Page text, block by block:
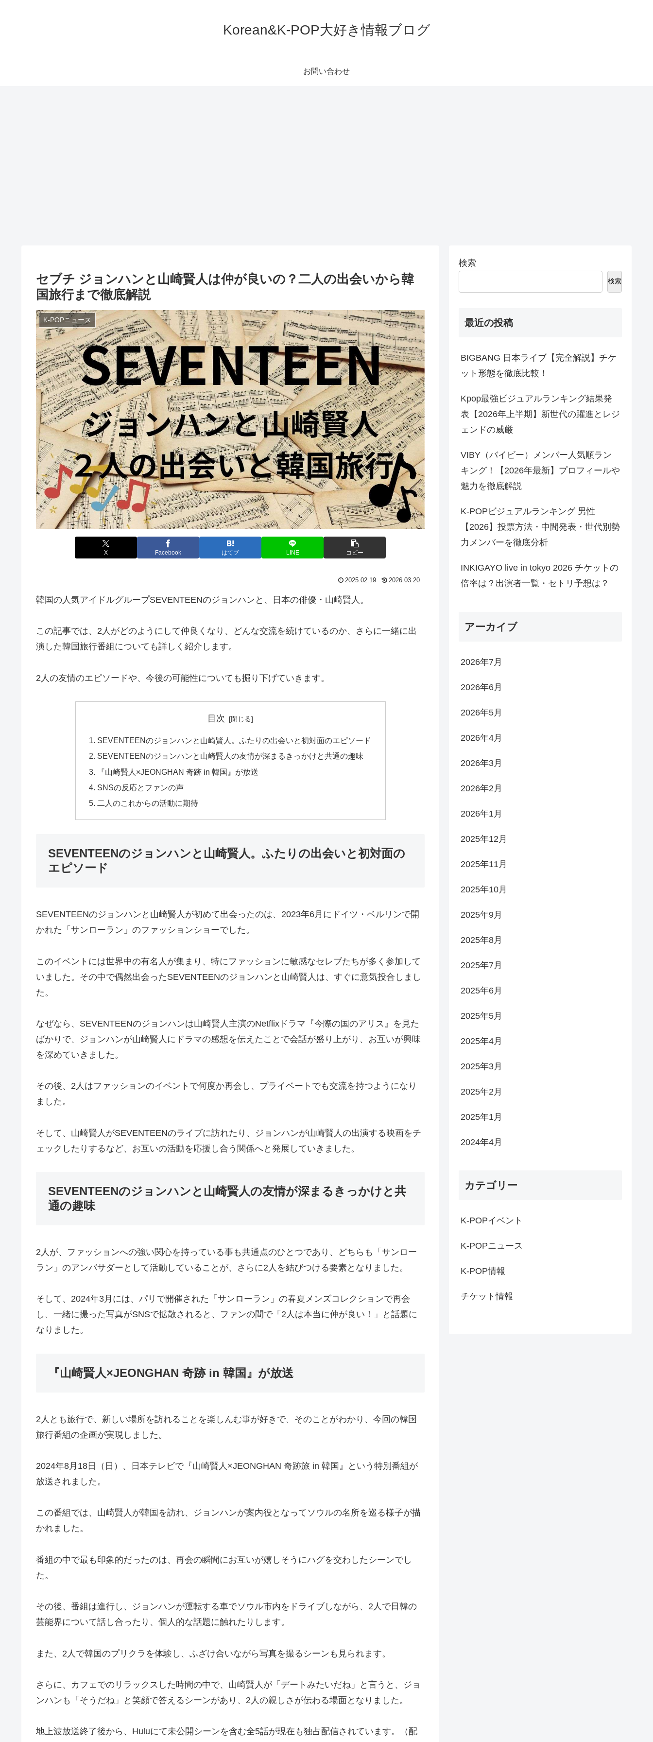
Korean&K-POP大好き情報ブログ
お問い合わせ
セブチ ジョンハンと山崎賢人は仲が良いの？二人の出会いから韓
国旅行まで徹底解説
K-POPニュース
X Facebook はてブ LINE コピー
2025.02.19 2026.03.20
韓国の人気アイドルグループSEVENTEENのジョンハンと、日本の俳優・山崎賢人。
この記事では、2 人がどのようにして仲良くなり、どんな交流を続けているのか、さらに一緒に出
演した韓国旅行番組についても詳しく紹介します。
2人の友情のエピソードや、今後の可能性についても掘り下げていきます。
目次
SEVENTEENのジョンハンと山崎賢人。ふたりの出会いと初対面のエピソード
SEVENTEENのジョンハンと山崎賢人の友情が深まるきっかけと共通の趣味
『山崎賢人×JEONGHAN 奇跡 in 韓国』が放送
SNSの反応とファンの声
二人のこれからの活動に期待
SEVENTEENのジョンハンと山崎賢人。ふたりの出会いと初対面の
エピソード
SEVENTEENのジョンハンと山崎賢人が初めて出会ったのは、2023年6月にドイツ・ベルリンで開
かれた「サンローラン」のファッションショーでした。
このイベントには世界中の有名人が集まり、特にファッションに敏感なセレブたちが多く参加して
いました。その中で偶然出会ったSEVENTEENのジョンハンと山崎賢人は、すぐに意気投合しまし
た。
なぜなら、SEVENTEENのジョンハンは山崎賢人主演のNetflixドラマ『今際の国のアリス』を見た
ばかりで、ジョンハンが山崎賢人にドラマの感想を伝えたことで会話が盛り上がり、お互いが興味
を深めていきました。
その後、2人はファッションのイベントで何度か再会し、プライベートでも交流を持つようになり
ました。
そして、山崎賢人がSEVENTEENのライブに訪れたり、ジョンハンが山崎賢人の出演する映画をチ
ェックしたりするなど、お互いの活動を応援し合う関係へと発展していきました。
SEVENTEENのジョンハンと山崎賢人の友情が深まるきっかけと共
通の趣味
2人が、ファッションへの強い関心を持っている事も共通点のひとつであり、どちらも「サンロー
ラン」のアンバサダーとして活動していることが、さらに2人を結びつける要素となりました。
そして、2024年3月には、パリで開催された「サンローラン」の春夏メンズコレクションで再会
し、一緒に撮った写真がSNSで拡散されると、ファンの間で「2人は本当に仲が良い！」と話題に
なりました。
『山崎賢人×JEONGHAN 奇跡 in 韓国』が放送
2人とも旅行で、新しい場所を訪れることを楽しんむ事が好きで、そのことがわかり、今回の韓国
旅行番組の企画が実現しました。
2024年8月18日（日）、日本テレビで『山崎賢人×JEONGHAN 奇跡旅 in 韓国』という特別番組が
放送されました。
この番組では、山崎賢人が韓国を訪れ、ジョンハンが案内役となってソウルの名所を巡る様子が描
かれました。
番組の中で最も印象的だったのは、再会の瞬間にお互いが嬉しそうにハグを交わしたシーンでし
た。
その後、番組は進行し、ジョンハンが運転する車でソウル市内をドライブしながら、2人で日韓の
芸能界について話し合ったり、個人的な話題に触れたりします。
また、2人で韓国のプリクラを体験し、ふざけ合いながら写真を撮るシーンも見られます。
さらに、カフェでのリラックスした時間の中で、山崎賢人が「デートみたいだね」と言うと、ジョ
ンハンも「そうだね」と笑顔で答えるシーンがあり、2人の親しさが伝わる場面となりました。
地上波放送終了後から、Huluにて未公開シーンを含む全5話が現在も独占配信されています。（配
検索
検索
最近の投稿
BIGBANG 日本ライブ【完全解説】チケ
ット形態を徹底比較！
Kpop最強ビジュアルランキング結果発
表【2026年上半期】新世代の躍進とレジ
ェンドの威厳
VIBY（バイビー）メンバー人気順ラン
キング！【2026年最新】プロフィールや
魅力を徹底解説
K-POPビジュアルランキング 男性
【2026】投票方法・中間発表・世代別勢
力メンバーを徹底分析
INKIGAYO live in tokyo 2026 チケットの
倍率は？出演者一覧・セトリ予想は？
アーカイブ
2026年7月
2026年6月
2026年5月
2026年4月
2026年3月
2026年2月
2026年1月
2025年12月
2025年11月
2025年10月
2025年9月
2025年8月
2025年7月
2025年6月
2025年5月
2025年4月
2025年3月
2025年2月
2025年1月
2024年4月
カテゴリー
K-POPイベント
K-POPニュース
K-POP情報
チケット情報